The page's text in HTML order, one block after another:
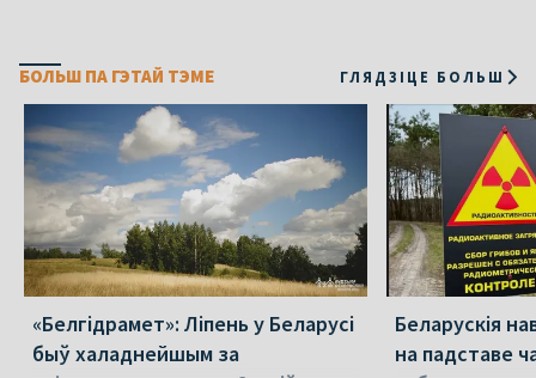
БОЛЬШ ПА ГЭТАЙ ТЭМЕ ГЛЯДЗІЦЕ БОЛЬШ
«Белгідрамет»: Ліпень у Беларусі
быў халаднейшым за
Беларускія
на падставе